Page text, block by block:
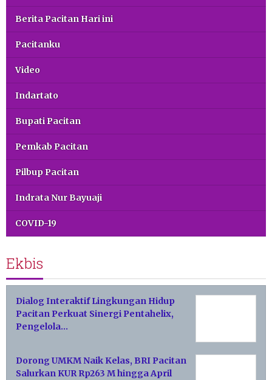
Berita Pacitan Hari ini
Pacitanku
Video
Indartato
Bupati Pacitan
Pemkab Pacitan
Pilbup Pacitan
Indrata Nur Bayuaji
COVID-19
Ekbis
Dialog Interaktif Lingkungan Hidup
Pacitan Perkuat Sinergi Pentahelix,
Pengelola…
Dorong UMKM Naik Kelas, BRI Pacitan
Salurkan KUR Rp263 M hingga April